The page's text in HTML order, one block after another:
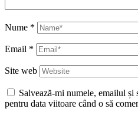
Nume *
Email *
Site web
Salvează-mi numele, emailul
pentru data viitoare când o să